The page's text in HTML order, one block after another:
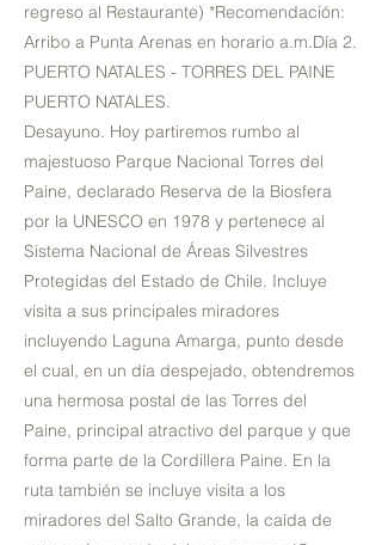
regreso al Restaurante) *Recomendación:
Arribo a Punta Arenas en horario a.m.Día 2.
PUERTO NATALES - TORRES DEL PAINE
PUERTO NATALES.
Desayuno. Hoy partiremos rumbo al
majestuoso Parque Nacional Torres del
Paine, declarado Reserva de la Biosfera
por la UNESCO en 1978 y pertenece al
Sistema Nacional de Áreas Silvestres
Protegidas del Estado de Chile. Incluye
visita a sus principales miradores
incluyendo Laguna Amarga, punto desde
el cual, en un día despejado, obtendremos
una hermosa postal de las Torres del
Paine, principal atractivo del parque y que
forma parte de la Cordillera Paine. En la
ruta también se incluye visita a los
miradores del Salto Grande, la caída de